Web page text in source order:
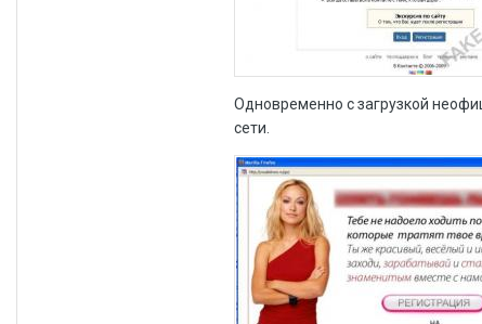
Одновременно с загрузкой
сети.